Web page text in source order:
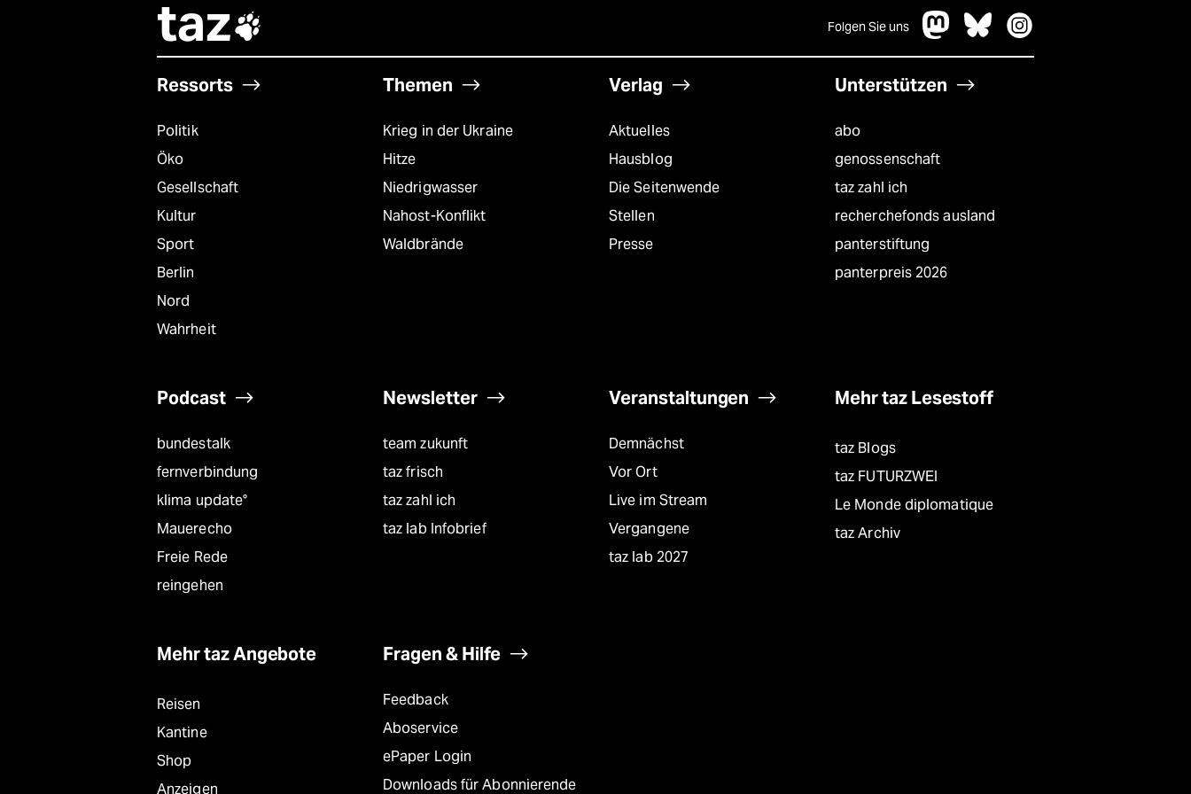
taz Folgen Sie uns
Ressorts
Politik
Öko
Gesellschaft
Kultur
Sport
Berlin
Nord
Wahrheit
Themen
Krieg in der Ukraine
Hitze
Niedrigwasser
Nahost-Konflikt
Waldbrände
Verlag
Aktuelles
Hausblog
Die Seitenwende
Stellen
Presse
Unterstützen
abo
genossenschaft
taz zahl ich
recherchefonds ausland
panterstiftung
panterpreis 2026
Podcast
bundestalk
fernverbindung
klima update°
Mauerecho
Freie Rede
reingehen
Newsletter
team zukunft
taz frisch
taz zahl ich
taz lab Infobrief
Veranstaltungen
Demnächst
Vor Ort
Live im Stream
Vergangene
taz lab 2027
Mehr taz Lesestoff
taz Blogs
taz FUTURZWEI
Le Monde diplomatique
taz Archiv
Mehr taz Angebote
Reisen
Kantine
Shop
Anzeigen
Fragen & Hilfe
Feedback
Aboservice
ePaper Login
Downloads für Abonnierende